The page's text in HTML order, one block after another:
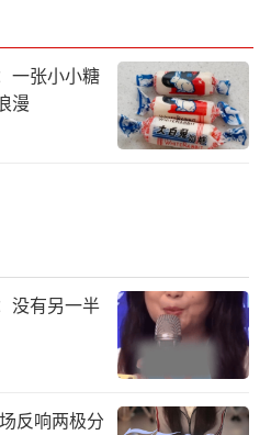
一张小小糖
漫
没有另一半
反响两极分